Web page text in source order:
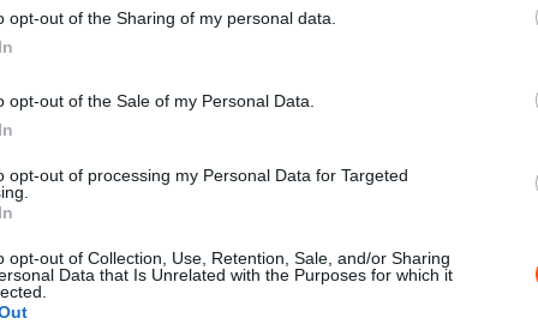
opt-out of the Sharing of my personal data.
opt-out of the Sale of my Personal Data.
opt-out of processing my Personal Data for Targeted
opt-out of Collection, Use, Retention, Sale, and/or Sharing
Data that Is Unrelated with the Purposes for which it
miatt, aki kanadai milliárdosként a csapat
emiatt a csapat tagja, de volt már pole pozíciója,
bizonyult. Megnyerte az F3-as Eb-t, ami nem
már akkor azzal támadták, hogy az apjáé a
ő pedig megtette ezt” –
Tavaly is voltak nehéz időszakai, de én